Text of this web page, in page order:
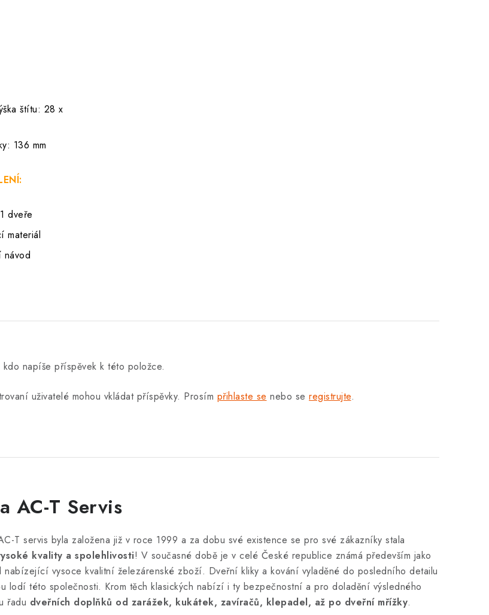
štítu: 28 x
136 mm
dveře
materiál
návod
napíše příspěvek k této položce.
uživatelé mohou vkládat příspěvky. Prosím přihlaste se nebo se registrujte.
AC-T Servis
T servis byla založena již v roce 1999 a za dobu své existence se pro své zákazníky stala
kvality a spolehlivosti! V současné době je v celé České republice známá především jako
nabízející vysoce kvalitní železárenské zboží. Dveřní kliky a kování vyladěné do posledního detailu
lodí této společnosti. Krom těch klasických nabízí i ty bezpečnostní a pro doladění výsledného
řadu dveřních doplňků od zarážek, kukátek, zavíračů, klepadel, až po dveřní mřížky.